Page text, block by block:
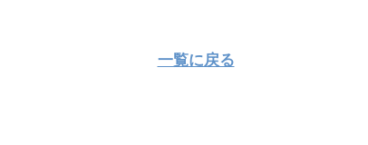
一覧に戻る